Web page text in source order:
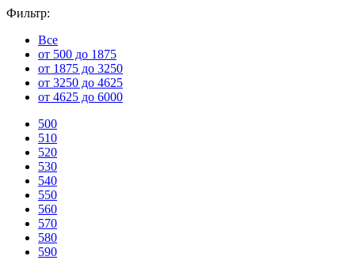
Фильтр:
Все
от 500 до 1875
от 1875 до 3250
от 3250 до 4625
от 4625 до 6000
500
510
520
530
540
550
560
570
580
590